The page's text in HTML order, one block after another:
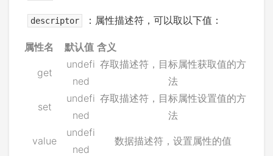
descriptor ：属性描述符，可以取以下值：
属性名 默认值 含义
get
undefi
ned
存取描述符，目标属性获取值的方
法
set
undefi
ned
存取描述符，目标属性设置值的方
法
value
undefi
ned
数据描述符，设置属性的值